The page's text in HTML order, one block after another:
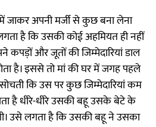
अपनी मर्जी से कुछ बना लेना
है कि उसकी कोई अहमियत ही नहीं
कपड़ों और जूतों की जिम्मेदारियां डाल
है। इससे तो मां की घर में जगह पहले
कि उस पर कुछ जिम्मेदारियां कम
है धीरे-धीरे उसकी बहू उसके बेटे के
उसे लगता है कि उसकी बहू ने उसका